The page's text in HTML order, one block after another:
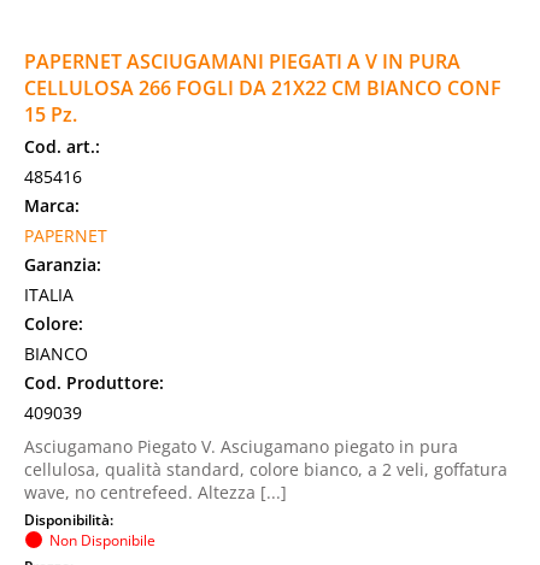
PAPERNET ASCIUGAMANI PIEGATI A V IN PURA
CELLULOSA 266 FOGLI DA 21X22 CM BIANCO CONF
15 Pz.
Cod. art.:
485416
Marca:
PAPERNET
Garanzia:
ITALIA
Colore:
BIANCO
Cod. Produttore:
409039
Asciugamano Piegato V. Asciugamano piegato in pura
cellulosa, qualità standard, colore bianco, a 2 veli, goffatura
wave, no centrefeed. Altezza [...]
Disponibilità:
Non Disponibile